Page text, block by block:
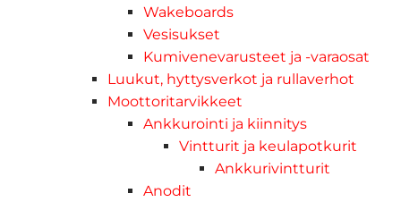
Wakeboards
Vesisukset
Kumivenevarusteet ja -varaosat
Luukut, hyttysverkot ja rullaverhot
Moottoritarvikkeet
Ankkurointi ja kiinnitys
Vintturit ja keulapotkurit
Ankkurivintturit
Anodit